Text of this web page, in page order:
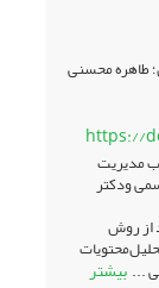
طاهره محسنی
https://
‌مدیریت
ودکتر
از روش
... بیشتر